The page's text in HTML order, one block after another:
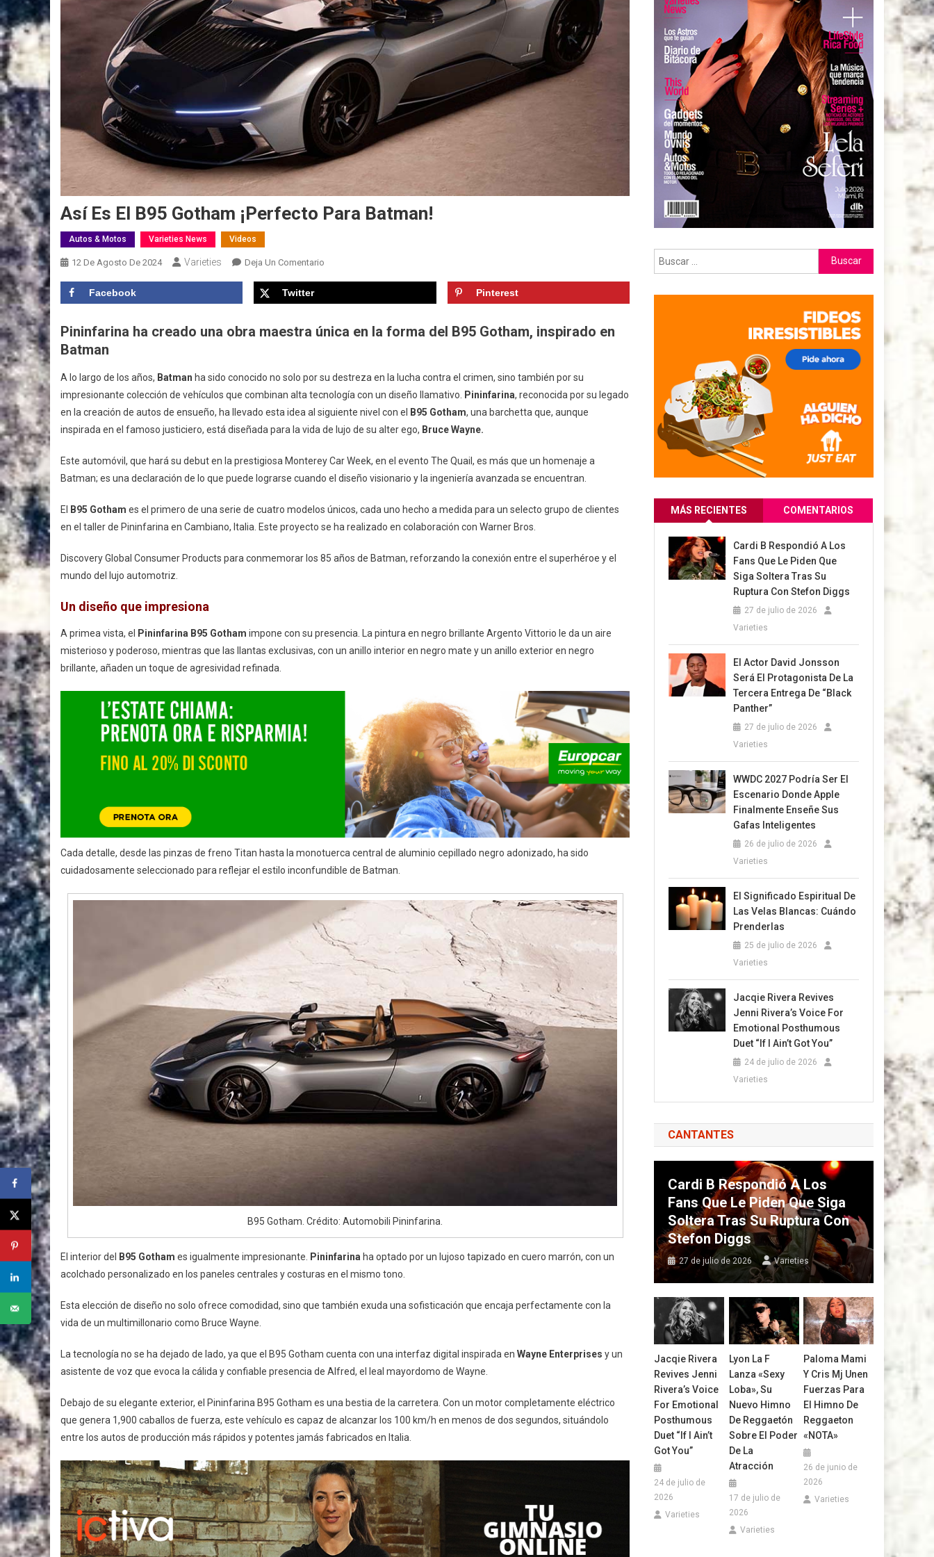
Así Es El B95 Gotham ¡Perfecto Para Batman!
Autos & Motos Varieties News Videos
12 De Agosto De 2024 Varieties Deja Un Comentario
B95
Para
Batman!
Facebook Twitter Pinterest
Pininfarina ha creado una obra maestra única en la forma del B95 Gotham, inspirado en
Batman
A lo largo de los años, Batman ha sido conocido no solo por su destreza en la lucha contra el crimen, sino también por su
impresionante colección de vehículos que combinan alta tecnología con un diseño llamativo.
Pininfarina, reconocida por su legado
en la creación de autos de ensueño, ha llevado esta idea al siguiente nivel con el
B95 Gotham, una barchetta que, aunque
inspirada en el famoso justiciero, está diseñada para la vida de lujo de su alter ego, Bruce Wayne.
Este automóvil, que hará su debut en la prestigiosa Monterey Car Week, en el evento The Quail, es más que un homenaje a
Batman; es una declaración de lo que puede lograrse cuando el diseño visionario y la ingeniería avanzada se encuentran.
El B95 Gotham es el primero de una serie de cuatro modelos únicos, cada uno hecho a medida para un selecto grupo de clientes
en el taller de Pininfarina en Cambiano, Italia. Este proyecto se ha realizado en colaboración con Warner Bros.
Discovery Global Consumer Products para conmemorar los 85 años de Batman, reforzando la conexión entre el superhéroe y el
mundo del lujo automotriz.
Un diseño que impresiona
A primea vista, el Pininfarina B95 Gotham impone con su presencia. La pintura en negro brillante Argento Vittorio le da un aire
misterioso y poderoso, mientras que las llantas exclusivas, con un anillo interior en negro mate y un anillo exterior en negro
brillante, añaden un toque de agresividad refinada.
Cada detalle, desde las pinzas de freno Titan hasta la monotuerca central de aluminio cepillado negro adonizado, ha sido
cuidadosamente seleccionado para reflejar el estilo inconfundible de Batman.
B95 Gotham. Crédito: Automobili Pininfarina.
El interior del B95 Gotham es igualmente impresionante. Pininfarina ha optado por un lujoso tapizado en cuero marrón, con un
acolchado personalizado en los paneles centrales y costuras en el mismo tono.
Esta elección de diseño no solo ofrece comodidad, sino que también exuda una sofisticación que encaja perfectamente con la
vida de un multimillonario como Bruce Wayne.
La tecnología no se ha dejado de lado, ya que el B95 Gotham cuenta con una interfaz digital inspirada en Wayne Enterprises y un
asistente de voz que evoca la cálida y confiable presencia de Alfred, el leal mayordomo de Wayne.
Debajo de su elegante exterior, el Pininfarina B95 Gotham es una bestia de la carretera. Con un motor completamente eléctrico
que genera 1,900 caballos de fuerza, este vehículo es capaz de alcanzar los 100 km/h en menos de dos segundos, situándolo
entre los autos de producción más rápidos y potentes jamás fabricados en Italia.
Buscar:
MÁS RECIENTES COMENTARIOS
Cardi B Respondió A Los
Fans Que Le Piden Que
Siga Soltera Tras Su
Ruptura Con Stefon Diggs
27 de julio de 2026
Varieties
El Actor David Jonsson
Será El Protagonista De La
Tercera Entrega De “Black
Panther”
27 de julio de 2026
Varieties
WWDC 2027 Podría Ser El
Escenario Donde Apple
Finalmente Enseñe Sus
Gafas Inteligentes
26 de julio de 2026
Varieties
El Significado Espiritual De
Las Velas Blancas: Cuándo
Prenderlas
25 de julio de 2026
Varieties
Jacqie Rivera Revives
Jenni Rivera’s Voice For
Emotional Posthumous
Duet “If I Ain’t Got You”
24 de julio de 2026
Varieties
CANTANTES
Cardi B Respondió A Los
Fans Que Le Piden Que Siga
Soltera Tras Su Ruptura Con
Stefon Diggs
27 de julio de 2026 Varieties
Jacqie Rivera
Revives Jenni
Rivera’s Voice
For Emotional
Posthumous
Duet “If I Ain’t
Got You”
24 de julio de
2026
Varieties
Lyon La F
Lanza «Sexy
Loba», Su
Nuevo Himno
De Reggaetón
Sobre El Poder
De La
Atracción
17 de julio de
2026
Varieties
Paloma Mami
Y Cris Mj Unen
Fuerzas Para
El Himno De
Reggaeton
«NOTA»
26 de junio de
2026
Varieties